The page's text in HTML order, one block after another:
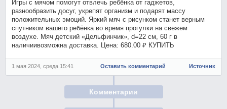
Игры с мячом помогут отвлечь ребёнка от гаджетов,
разнообразить досуг, укрепят организм и подарят массу
положительных эмоций. Яркий мяч с рисунком станет верным
спутником вашего ребёнка во время прогулки на свежем
воздухе. Мяч детский «Дельфинчик», d=22 см, 60 г в
наличиивозможна доставка. Цена: 680.00 ₽ КУПИТЬ
1 мая 2024, среда 15:41 Оставить комментарий Источник
Комментарии